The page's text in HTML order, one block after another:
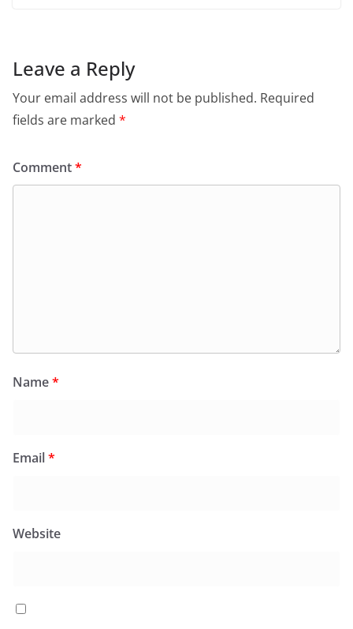
Leave a Reply
Your email address will not be published. Required
fields are marked *
Comment*
Name*
Email*
Website